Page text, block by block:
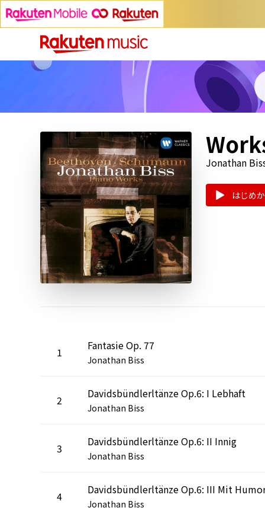
Jonathan
はじめ
1 Fantasie Op. 77
Jonathan Biss
2 Davidsbündlerltänze Op.6: I Lebhaft
Jonathan Biss
3 Davidsbündlerltänze Op.6: II Innig
Jonathan Biss
4 Davidsbündlerltänze Op.6: III Mit
Jonathan Biss